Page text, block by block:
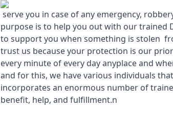
serve you in case of any emergency,
purpose is to help you out with our trained
to support you when something is stolen
trust us because your protection is our
every minute of every day anyplace and
and for this, we have various individuals
incorporates an enormous number of
benefit, help, and fulfillment.n